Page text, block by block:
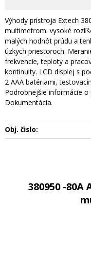
Výhody prístroja Extech
multimetrom: vysoké
malých hodnôt prúdu a
úzkych priestoroch.
frekvencie, teploty a
kontinuity. LCD displej s
2 AAA batériami,
Podrobnejšie informácie
Dokumentácia.
Obj. čislo:
380950 -